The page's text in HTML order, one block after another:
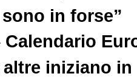
in forse”
Calendario
iniziano in